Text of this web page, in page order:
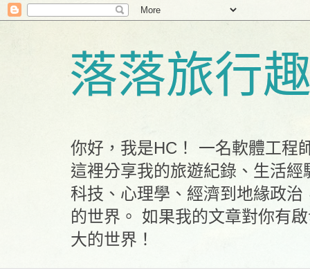
落落旅行
你好，我是HC！ 一名軟體工程
這裡分享我的旅遊紀錄、生活
科技、心理學、經濟到地緣政
的世界。 如果我的文章對你有
大的世界！